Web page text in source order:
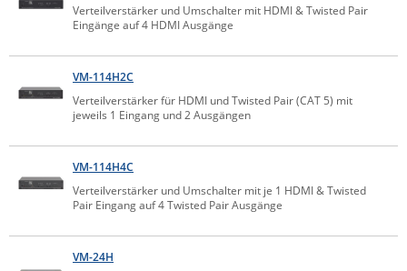
Kramer Electronics
KVM TEC
Legrand
LigoWave
Milesight
PatchSee
Verteilverstärker und Umschalter mit HDMI & Twisted Pair
Eingänge auf 4 HDMI Ausgänge
VM-114H2C
Verteilverstärker für HDMI und Twisted Pair (CAT 5) mit
jeweils 1 Eingang und 2 Ausgängen
VM-114H4C
Verteilverstärker und Umschalter mit je 1 HDMI & Twisted
Pair Eingang auf 4 Twisted Pair Ausgänge
VM-24H